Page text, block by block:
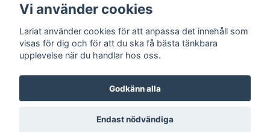
© Copyright 2026 Lariat
Vi använder cookies
Lariat använder cookies för att anpassa det innehåll som
visas för dig och för att du ska få bästa tänkbara
upplevelse när du handlar hos oss.
Godkänn alla
Endast nödvändiga